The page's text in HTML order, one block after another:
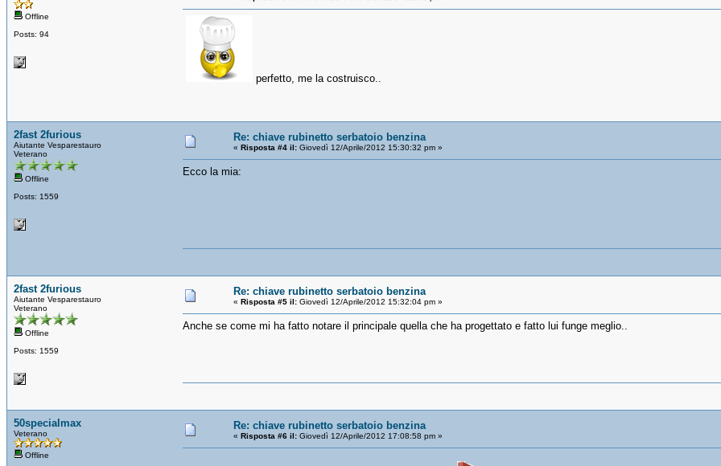
Offline
Posts: 94
perfetto, me la costruisco..
2fast 2furious
Aiutante Vesparestauro
Veterano
Offline
Posts: 1559
Re: chiave rubinetto serbatoio benzina
« Risposta #4 il: Giovedì 12/Aprile/2012 15:30:32 pm »
Ecco la mia:
2fast 2furious
Aiutante Vesparestauro
Veterano
Offline
Posts: 1559
Re: chiave rubinetto serbatoio benzina
« Risposta #5 il: Giovedì 12/Aprile/2012 15:32:04 pm »
Anche se come mi ha fatto notare il principale quella che ha progettato e fatto lui funge meglio..
50specialmax
Veterano
Offline
Re: chiave rubinetto serbatoio benzina
« Risposta #6 il: Giovedì 12/Aprile/2012 17:08:58 pm »